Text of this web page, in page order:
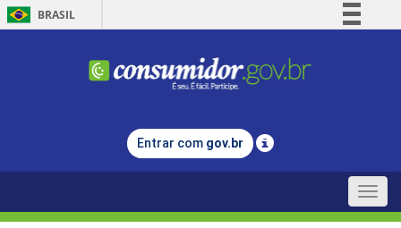
BRASIL
Comunica BR
Legislação
Entrar com gov.br
Toggle